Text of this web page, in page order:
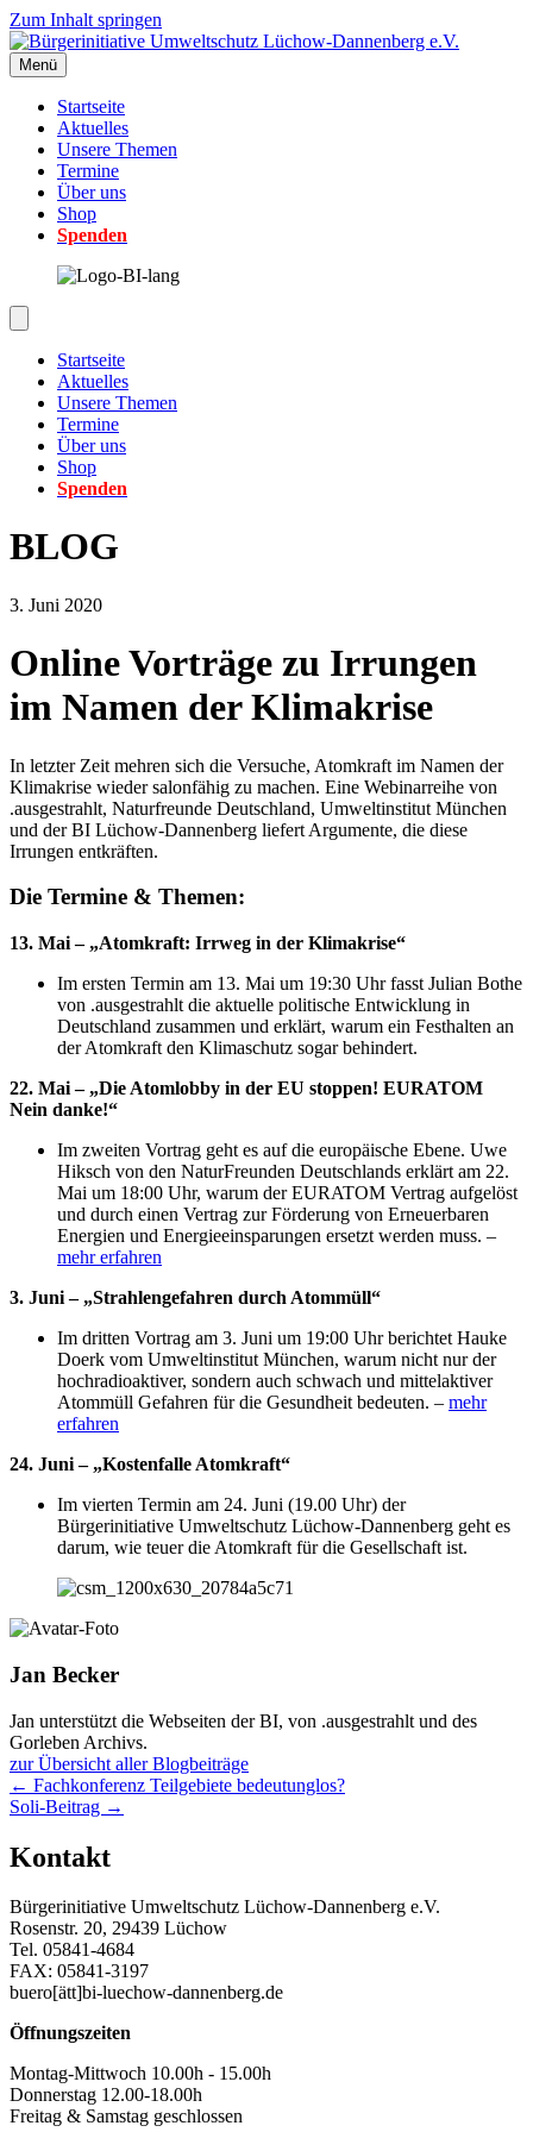
Zum Inhalt springen
Menü
Startseite
Aktuelles
Unsere Themen
Termine
Über uns
Shop
Spenden
Startseite
Aktuelles
Unsere Themen
Termine
Über uns
Shop
Spenden
BLOG
3. Juni 2020
Online Vorträge zu Irrungen
im Namen der Klimakrise
In letzter Zeit mehren sich die Versuche, Atomkraft im Namen der
Klimakrise wieder salonfähig zu machen. Eine Webinarreihe von
.ausgestrahlt, Naturfreunde Deutschland, Umweltinstitut München
und der BI Lüchow-Dannenberg liefert Argumente, die diese
Irrungen entkräften.
Die Termine & Themen:
13. Mai – „Atomkraft: Irrweg in der Klimakrise“
Im ersten Termin am 13. Mai um 19:30 Uhr fasst Julian Bothe
von .ausgestrahlt die aktuelle politische Entwicklung in
Deutschland zusammen und erklärt, warum ein Festhalten an
der Atomkraft den Klimaschutz sogar behindert.
22. Mai – „Die Atomlobby in der EU stoppen! EURATOM
Nein danke!“
Im zweiten Vortrag geht es auf die europäische Ebene. Uwe
Hiksch von den NaturFreunden Deutschlands erklärt am 22.
Mai um 18:00 Uhr, warum der EURATOM Vertrag aufgelöst
und durch einen Vertrag zur Förderung von Erneuerbaren
Energien und Energieeinsparungen ersetzt werden muss. –
mehr erfahren
3. Juni – „Strahlengefahren durch Atommüll“
Im dritten Vortrag am 3. Juni um 19:00 Uhr berichtet Hauke
Doerk vom Umweltinstitut München, warum nicht nur der
hochradioaktiver, sondern auch schwach und mittelaktiver
Atommüll Gefahren für die Gesundheit bedeuten. – mehr
erfahren
24. Juni – „Kostenfalle Atomkraft“
Im vierten Termin am 24. Juni (19.00 Uhr) der
Bürgerinitiative Umweltschutz Lüchow-Dannenberg geht es
darum, wie teuer die Atomkraft für die Gesellschaft ist.
Jan Becker
Jan unterstützt die Webseiten der BI, von .ausgestrahlt und des
Gorleben Archivs.
zur Übersicht aller Blogbeiträge
Posts
navigation
← Fachkonferenz Teilgebiete bedeutunglos?
Soli-Beitrag →
Kontakt
Bürgerinitiative Umweltschutz Lüchow-Dannenberg e.V.
Rosenstr. 20, 29439 Lüchow
Tel. 05841-4684
FAX: 05841-3197
buero[ätt]bi-luechow-dannenberg.de
Öffnungszeiten
Montag-Mittwoch 10.00h - 15.00h
Donnerstag 12.00-18.00h
Freitag & Samstag geschlossen